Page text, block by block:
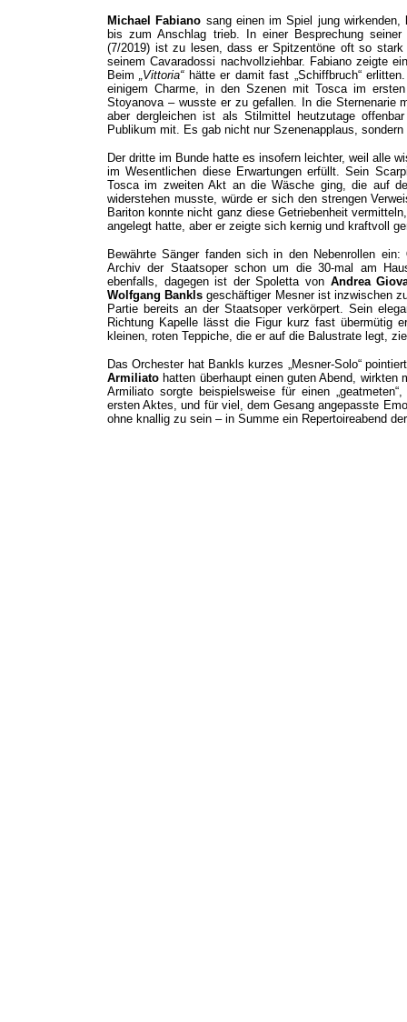
Michael Fabiano sang einen im Spiel jung wirkenden,
bis zum Anschlag trieb. In einer Besprechung seiner
(7/2019) ist zu lesen, dass er Spitzentöne oft so
seinem Cavaradossi nachvollziehbar. Fabiano zeigte
Beim„Vittoria“hätte er damit fast „Schiffbruch“
einigem Charme, in den Szenen mit Tosca im
Stoyanova – wusste er zu gefallen. In die Sternenarie
aber dergleichen ist als Stilmittel heutzutage
Publikum mit. Es gab nicht nur Szenenapplaus,
Der dritte im Bunde hatte es insofern leichter, weil alle
im Wesentlichen diese Erwartungen erfüllt. Sein
Tosca im zweiten Akt an die Wäsche ging, die auf
widerstehen musste, würde er sich den strengen
Bariton konnte nicht ganz diese Getriebenheit
angelegt hatte, aber er zeigte sich kernig und kraftvoll
Bewährte Sänger fanden sich in den Nebenrollen ein:
Archiv der Staatsoper schon um die 30-mal am
ebenfalls, dagegen ist der Spoletta von Andrea
Wolfgang Banklsgeschäftiger Mesner ist inzwischen
Partie bereits an der Staatsoper verkörpert. Sein
Richtung Kapelle lässt die Figur kurz fast übermütig
kleinen, roten Teppiche, die er auf die Balustrate legt,
Das Orchester hat Bankls kurzes „Mesner-Solo“
Armiliato hatten überhaupt einen guten Abend,
Armiliato sorgte beispielsweise für einen
ersten Aktes, und für viel, dem Gesang angepasste
ohne knallig zu sein – in Summe ein Repertoireabend